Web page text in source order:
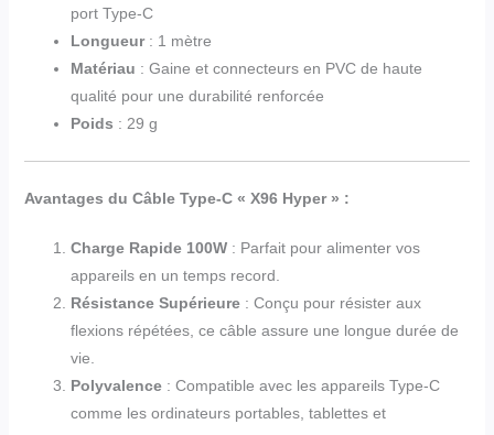
port Type-C
Longueur: 1 mètre
Matériau : Gaine et connecteurs en PVC de haute
qualité pour une durabilité renforcée
Poids : 29 g
Avantages du Câble Type-C « X96 Hyper » :
Charge Rapide 100W: Parfait pour alimenter vos
appareils en un temps record.
Résistance Supérieure: Conçu pour résister aux
flexions répétées, ce câble assure une longue durée de
vie.
Polyvalence: Compatible avec les appareils Type-C
comme les ordinateurs portables, tablettes et